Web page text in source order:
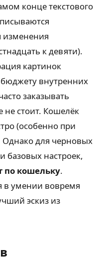
конце текстового
изменения
к девяти).
картинок
бюджету внутренних
заказывать
стоит. Кошелёк
(особенно при
Однако для черновых
базовых настроек,
по кошельку.
в умении вовремя
эскиз из